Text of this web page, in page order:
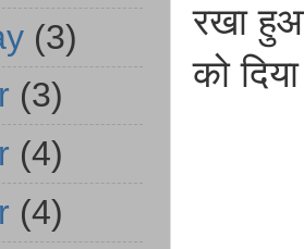
रखा
को
(3)
(3)
(4)
(4)